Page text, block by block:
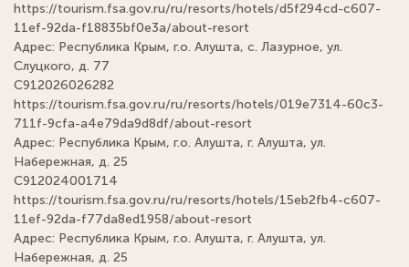
https://tourism.fsa.gov.ru/ru/resorts/hotels/d5f294cd-c607-
11ef-92da-f18835bf0e3a/about-resort
Адрес: Республика Крым, г.о. Алушта, с. Лазурное, ул.
Слуцкого, д. 77
С912026026282
https://tourism.fsa.gov.ru/ru/resorts/hotels/019e7314-60c3-
711f-9cfa-a4e79da9d8df/about-resort
Адрес: Республика Крым, г.о. Алушта, г. Алушта, ул.
Набережная, д. 25
С912024001714
https://tourism.fsa.gov.ru/ru/resorts/hotels/15eb2fb4-c607-
11ef-92da-f77da8ed1958/about-resort
Адрес: Республика Крым, г.о. Алушта, г. Алушта, ул.
Набережная, д. 25